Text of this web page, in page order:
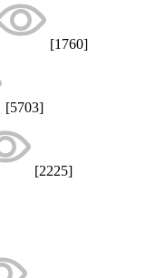
[1760]
[5703]
[2225]